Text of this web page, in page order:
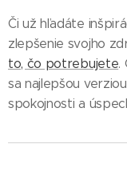
Či už hľadáte
zlepšenie svojho
to, čo potrebujete.
sa najlepšou
spokojnosti a